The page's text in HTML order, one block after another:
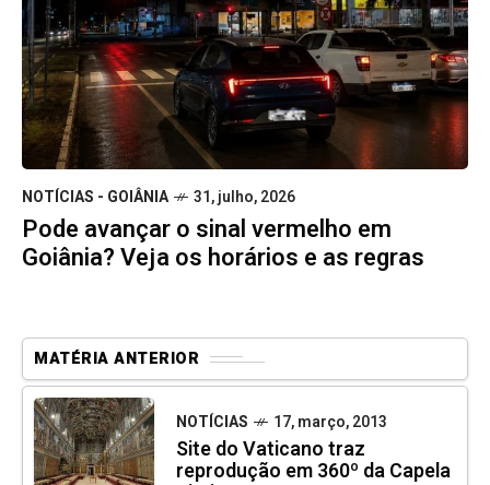
NOTÍCIAS - GOIÂNIA 31, julho, 2026
Pode avançar o sinal vermelho em
Goiânia? Veja os horários e as regras
MATÉRIA ANTERIOR
NOTÍCIAS 17, março, 2013
Site do Vaticano traz
reprodução em 360º da Capela